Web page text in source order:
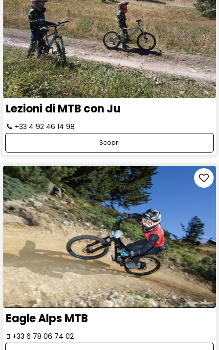
Lezioni di MTB con Ju
+33 4 92 46 14 98
Scopri
Eagle Alps MTB
+33 6 78 06 74 02